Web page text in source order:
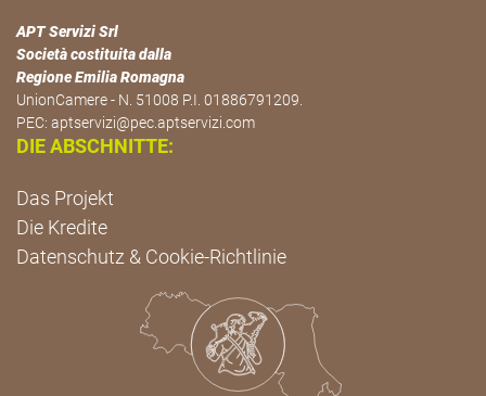
APT Servizi Srl
Società costituita dalla
Regione Emilia Romagna
UnionCamere - N. 51008 P.I. 01886791209.
PEC: aptservizi@pec.aptservizi.com
DIE ABSCHNITTE:
Das Projekt
Die Kredite
Datenschutz & Cookie-Richtlinie